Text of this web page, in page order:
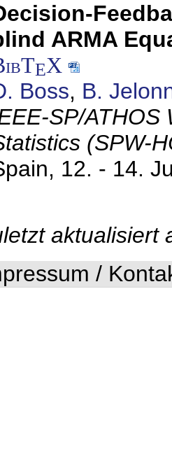
ARMA
EX
Boss, B.
SP/ATHOS
(SPW-
12. - 14.
aktualisiert
/